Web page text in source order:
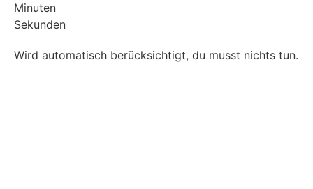
Minuten
Sekunden
Wird automatisch berücksichtigt, du musst nichts tun.